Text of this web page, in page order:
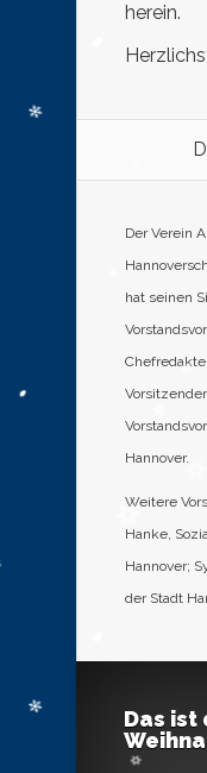
herein.
Der Verein
hat seinen
Hannover.
Weitere
Hanke,
Hannover;
der Stadt
Das ist